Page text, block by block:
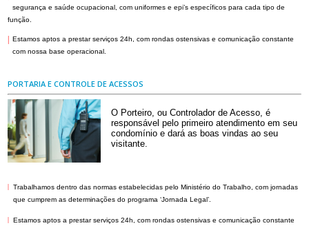
segurança e saúde ocupacional, com uniformes e epi’s específicos para cada tipo de
função.
Estamos aptos a prestar serviços 24h, com rondas ostensivas e comunicação constante
com nossa base operacional.
PORTARIA E CONTROLE DE ACESSOS
O Porteiro, ou Controlador de Acesso, é
responsável pelo primeiro atendimento em seu
condomínio e dará as boas vindas ao seu
visitante.
| Trabalhamos dentro das normas estabelecidas pelo Ministério do Trabalho, com jornadas
que cumprem as determinações do programa ‘Jornada Legal’.
| Estamos aptos a prestar serviços 24h, com rondas ostensivas e comunicação constante